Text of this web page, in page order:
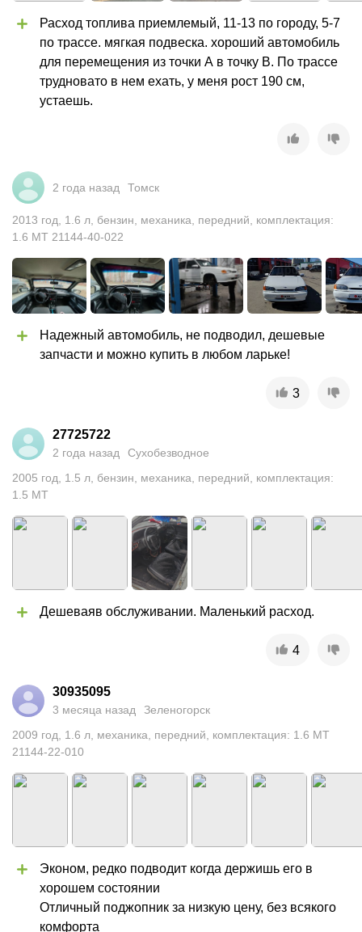
Расход топлива приемлемый, 11-13 по городу, 5-7
по трассе. мягкая подвеска. хороший автомобиль
для перемещения из точки А в точку В. По трассе
трудновато в нем ехать, у меня рост 190 см,
устаешь.
2 года назад Томск
2013 год 1.6 л бензин механика передний
комплектация:
1.6 MT 21144-40-022
Надежный автомобиль, не подводил, дешевые
запчасти и можно купить в любом ларьке!
3
27725722
2 года назад
Сухобезводное
2005 год 1.5 л бензин механика передний
комплектация:
1.5 MT
Дешеваяв обслуживании. Маленький расход.
4
30935095
3 месяца назад
Зеленогорск
2009 год 1.6 л механика передний
комплектация: 1.6 MT
21144-22-010
Эконом, редко подводит когда держишь его в
хорошем состоянии
Отличный поджопник за низкую цену, без всякого
комфорта